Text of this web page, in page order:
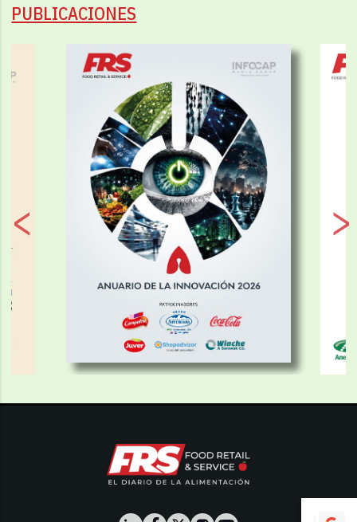
PUBLICACIONES